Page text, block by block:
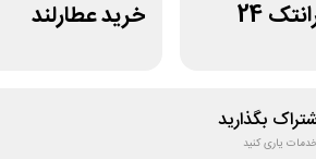
24
خرید عطارلند
بگذارید
یاری کنید